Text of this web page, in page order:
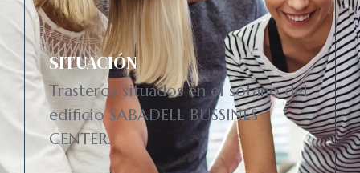
SITUACIÓN
Trasteros situados en el sótano del
edificio SABADELL BUSSINES
CENTER.